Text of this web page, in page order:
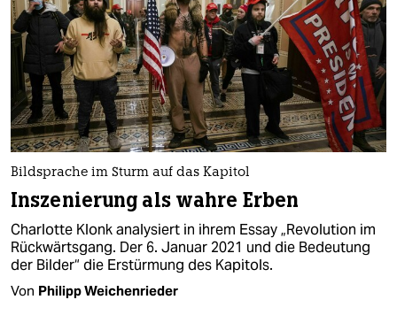
Bildsprache im Sturm auf das Kapitol
Inszenierung als wahre Erben
Charlotte Klonk analysiert in ihrem Essay „Revolution im
Rückwärtsgang. Der 6. Januar 2021 und die Bedeutung
der Bilder“ die Erstürmung des Kapitols.
Von Philipp Weichenrieder